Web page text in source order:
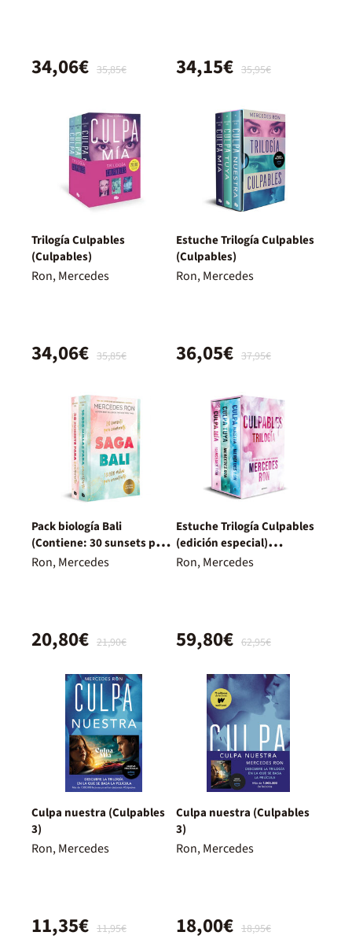
35,85€
34,06€ 35,95€
34,15€
Trilogía Culpables
(Culpables)
Ron, Mercedes
35,85€
34,06€
Estuche Trilogía Culpables
(Culpables)
Ron, Mercedes
37,95€
36,05€
Pack biología Bali
(Contiene: 30 sunsets para
enamorarte / 10.000 millas
Ron, Mercedes
21,90€
20,80€
Estuche Trilogía Culpables
(edición especial)
(contiene: Culpa mía,
Ron, Mercedes
62,95€
59,80€
Culpa nuestra (Culpables
3)
Ron, Mercedes
11,95€
11,35€
Culpa nuestra (Culpables
3)
Ron, Mercedes
18,95€
18,00€